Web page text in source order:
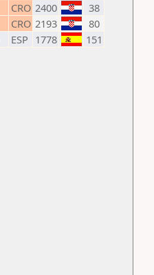
CRO 2400
38
CRO 2193
80
ESP 1778 151